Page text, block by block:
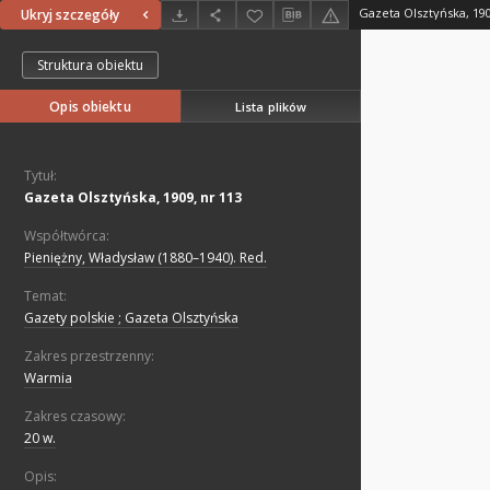
Ukryj szczegóły Gazeta Olsztyńska,
Struktura obiektu
Opis obiektu Lista plików
Tytuł:
Gazeta Olsztyńska, 1909, nr 113
Współtwórca:
Pieniężny, Władysław (1880–1940). Red.
Temat:
Gazety polskie ; Gazeta Olsztyńska
Zakres przestrzenny:
Warmia
Zakres czasowy:
20 w.
Opis: